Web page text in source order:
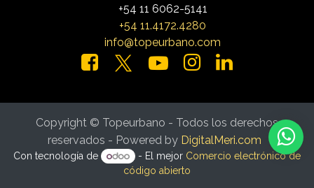
+54 11 6062-5141
+54 11.4172.4280
info@topeurbano.com
Copyright © Topeurbano - Todos los derechos
reservados - Powered by DigitalMeri.com
Con tecnología de - El mejor Comercio electrónico de
código abierto